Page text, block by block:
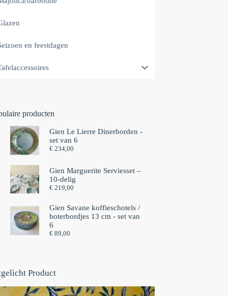
en feestdagen
producten
Gien Le Lierre Dinerborden -
set van 6
€234,00
Gien Marguerite Serviesset –
10-delig
€219,00
Gien Savane koffieschotels /
boterbordjes 13 cm - set van
6⁠
€89,00
Product